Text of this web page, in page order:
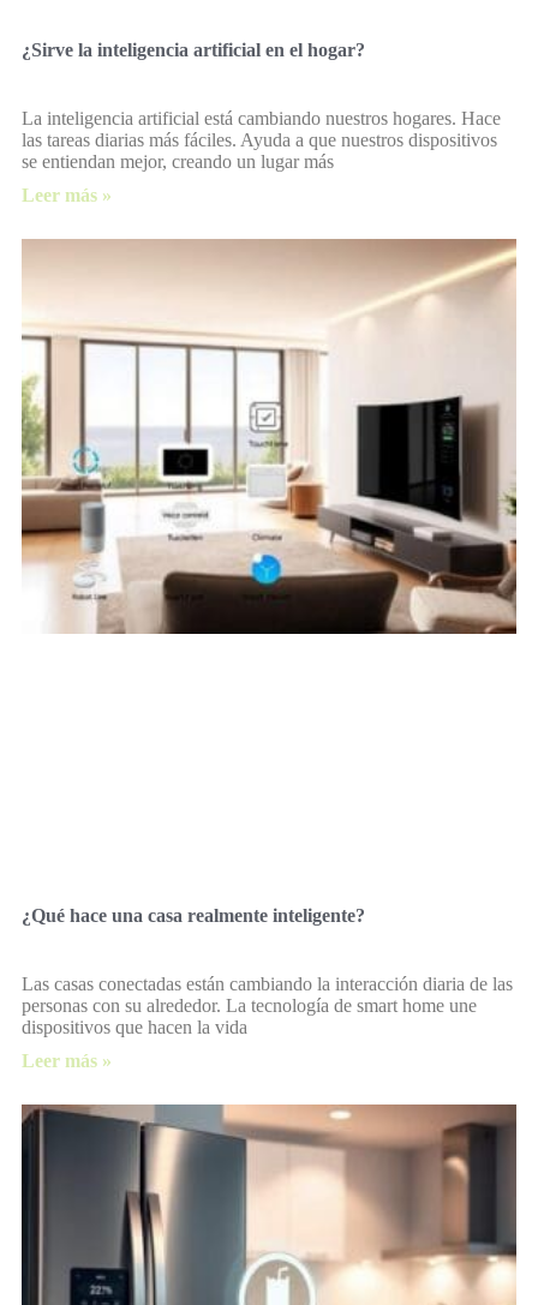
¿Sirve la inteligencia artificial en el hogar?
La inteligencia artificial está cambiando nuestros hogares. Hace
las tareas diarias más fáciles. Ayuda a que nuestros dispositivos
se entiendan mejor, creando un lugar más
Leer más »
¿Qué hace una casa realmente inteligente?
Las casas conectadas están cambiando la interacción diaria de las
personas con su alrededor. La tecnología de smart home une
dispositivos que hacen la vida
Leer más »